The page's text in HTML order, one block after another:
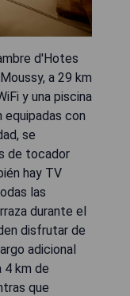
d'Hotes
a 29 km
y una piscina
equipadas con
se
de tocador
hay TV
las
durante el
disfrutar de
adicional
4 km de
que